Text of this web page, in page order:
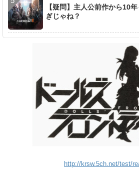
【疑問】主人公前作から10
ぎじゃね？
http://krsw.5ch.net/test/